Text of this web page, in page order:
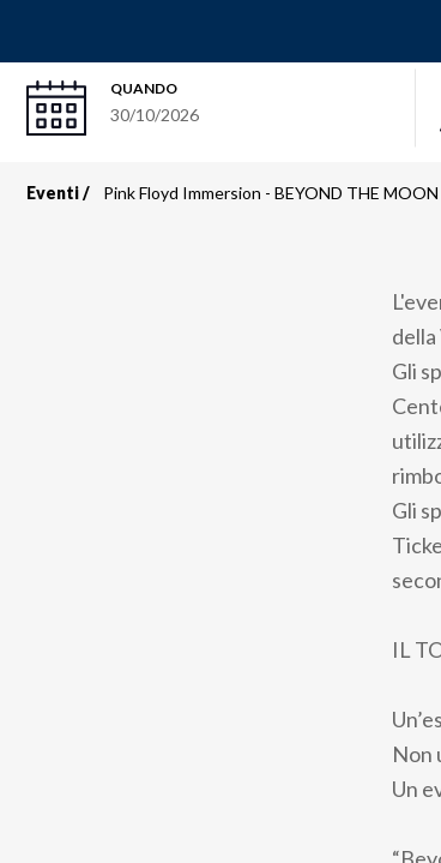
QUANDO
30/10/2026
Briciole
Eventi Pink Floyd Immersion - BEYOND THE
della
Gli
Gli
IL
Non
Un